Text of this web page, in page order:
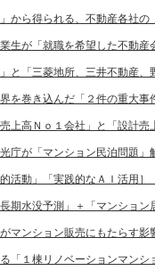
から得られる、不動産各社
生が「就職を希望した不動産
と「三菱地所、三井不動産、
を巻き込んだ「２件の重大事
上高Ｎｏ１会社」と「設計売
庁が「マンション民泊問題」
活動」「実践的なＡＩ活用
期水没予測」＋「マンショ
マンション販売にもたらす影
「１棟リノベーションマンシ